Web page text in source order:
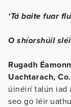
‘Tá baite fuar
O shíorshúil
Rugadh
Uachtarach,
úinéirí talún iad
seo go léir